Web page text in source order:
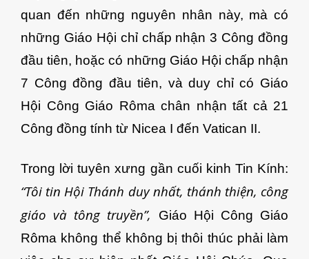
quan đến những nguyên nhân này, mà có
những Giáo Hội chỉ chấp nhận 3 Công đồng
đầu tiên, hoặc có những Giáo Hội chấp nhận
7 Công đồng đầu tiên, và duy chỉ có Giáo
Hội Công Giáo Rôma chân nhận tất cả 21
Công đồng tính từ Nicea I đến Vatican II.
Trong lời tuyên xưng gần cuối kinh Tin Kính:
“Tôi tin Hội Thánh duy nhất, thánh thiện, công
giáo và tông truyền”,
Giáo Hội Công Giáo
Rôma không thể không bị thôi thúc phải làm